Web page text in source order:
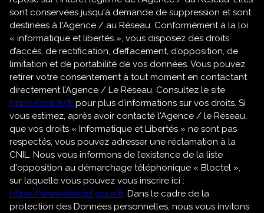
sont conservées jusqu'à demande de suppression et sont
destinées à l'Agence / au Réseau. Conformément à la loi
« informatique et libertés », vous disposez des droits
d’accès, de rectification, d’effacement, d’opposition, de
limitation et de portabilité de vos données. Vous pouvez
retirer votre consentement à tout moment en contactant
directement l’Agence / Le Réseau. Consultez le site
https://cnil.fr/fr pour plus d’informations sur vos droits. Si
vous estimez, après avoir contacté l'Agence / le Réseau,
que vos droits « Informatique et Libertés » ne sont pas
respectés, vous pouvez adresser une réclamation à la
CNIL. Nous vous informons de l’existence de la liste
d'opposition au démarchage téléphonique « Bloctel »,
sur laquelle vous pouvez vous inscrire ici :
https://www.bloctel.gouv.fr. Dans le cadre de la
protection des Données personnelles, nous vous invitons